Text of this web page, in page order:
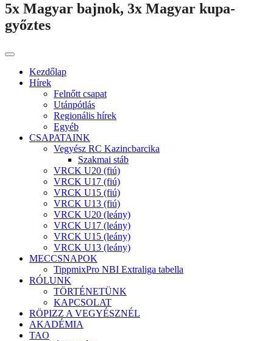
5x Magyar bajnok, 3x Magyar kupa-
győztes
Kezdőlap
Hírek
Felnőtt csapat
Utánpótlás
Regionális hírek
Egyéb
CSAPATAINK
Vegyész RC Kazincbarcika
Szakmai stáb
VRCK U20 (fiú)
VRCK U17 (fiú)
VRCK U15 (fiú)
VRCK U13 (fiú)
VRCK U20 (leány)
VRCK U17 (leány)
VRCK U15 (leány)
VRCK U13 (leány)
MECCSNAPOK
TippmixPro NBI Extraliga tabella
RÓLUNK
TÖRTÉNETÜNK
KAPCSOLAT
RÖPIZZ A VEGYÉSZNÉL
AKADÉMIA
TAO